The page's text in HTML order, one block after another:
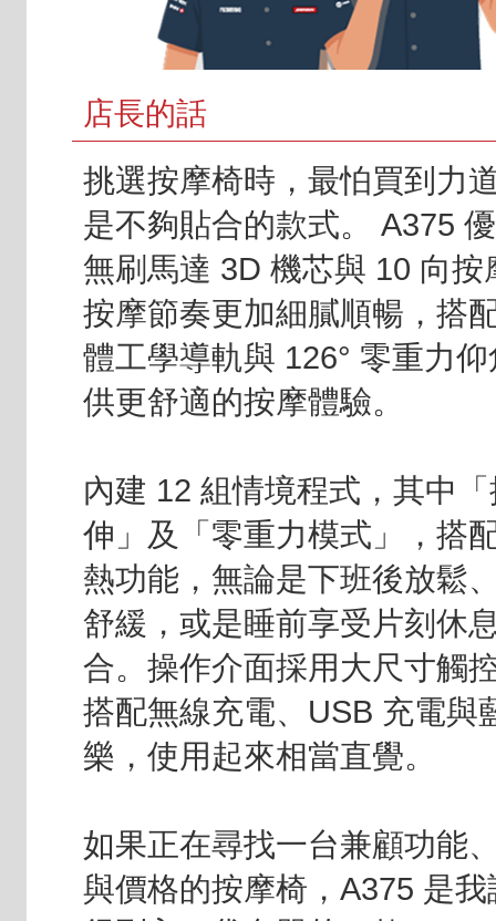
店長的話
挑選按摩椅時，最怕買到力
是不夠貼合的款式。 A375
無刷馬達 3D 機芯與 10 向按
按摩節奏更加細膩順暢，搭
體工學導軌與 126° 零重力
供更舒適的按摩體驗。
內建 12 組情境程式，其中
伸」及「零重力模式」，搭
熱功能，無論是下班後放鬆
舒緩，或是睡前享受片刻休
合。操作介面採用大尺寸觸
搭配無線充電、USB 充電與
樂，使用起來相當直覺。
如果正在尋找一台兼顧功能
與價格的按摩椅，A375 是